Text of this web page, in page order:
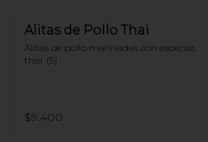
Alitas de Pollo Thai
Alitas de pollo marinadas con especias
thai. (5)
$9.400